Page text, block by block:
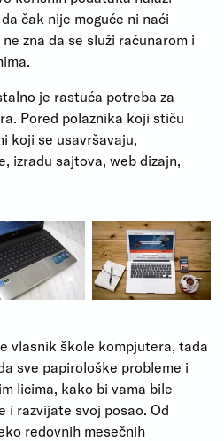
čak nije moguće ni naći
zna da se služi računarom i
je rastuća potreba za
Pored polaznika koji stiču
koji se usavršavaju,
izradu sajtova, web dizajn,
vlasnik škole kompjutera, tada
sve papirološke probleme i
licima, kako bi vama bile
i razvijate svoj posao. Od
redovnih mesečnih